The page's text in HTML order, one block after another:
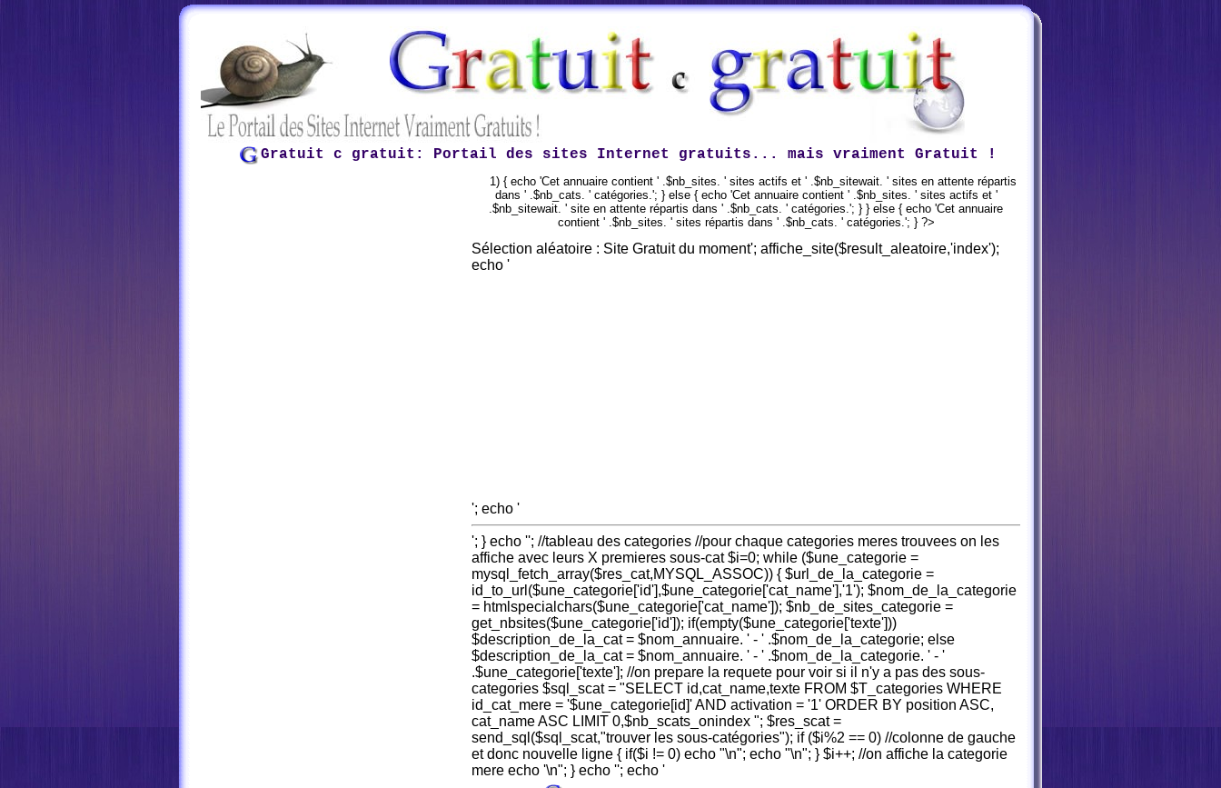
Gratuit c gratuit : Portail des sites Internet gratuits... mais vraiment Gratuit !
1) { echo 'Cet annuaire contient ' .$nb_sites. ' sites actifs et ' .$nb_sitewait. ' sites en attente répartis
dans ' .$nb_cats. ' catégories.'; } else { echo 'Cet annuaire contient ' .$nb_sites. ' sites actifs et '
.$nb_sitewait. ' site en attente répartis dans ' .$nb_cats. ' catégories.'; } } else { echo 'Cet annuaire
contient ' .$nb_sites. ' sites répartis dans ' .$nb_cats. ' catégories.'; } ?>
Sélection aléatoire : Site Gratuit du moment'; affiche_site($result_aleatoire,'index');
echo '
'; echo '
'; } echo ''; //tableau des categories //pour chaque categories meres trouvees on les
affiche avec leurs X premieres sous-cat $i=0; while ($une_categorie =
mysql_fetch_array($res_cat,MYSQL_ASSOC)) { $url_de_la_categorie =
id_to_url($une_categorie['id'],$une_categorie['cat_name'],'1'); $nom_de_la_categorie
= htmlspecialchars($une_categorie['cat_name']); $nb_de_sites_categorie =
get_nbsites($une_categorie['id']); if(empty($une_categorie['texte']))
$description_de_la_cat = $nom_annuaire. ' - ' .$nom_de_la_categorie; else
$description_de_la_cat = $nom_annuaire. ' - ' .$nom_de_la_categorie. ' - '
.$une_categorie['texte']; //on prepare la requete pour voir si il n'y a pas des sous-
categories $sql_scat = "SELECT id,cat_name,texte FROM $T_categories WHERE
id_cat_mere = '$une_categorie[id]' AND activation = '1' ORDER BY position ASC,
cat_name ASC LIMIT 0,$nb_scats_onindex "; $res_scat =
send_sql($sql_scat,"trouver les sous-catégories"); if ($i%2 == 0) //colonne de gauche
et donc nouvelle ligne { if($i != 0) echo "\n"; echo "\n"; } $i++; //on affiche la categorie
mere echo '\n"; } echo ''; echo '